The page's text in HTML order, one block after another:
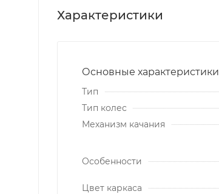
Характеристики
Основные характеристики
Тип
Тип колес
Механизм качания
Особенности
Цвет каркаса